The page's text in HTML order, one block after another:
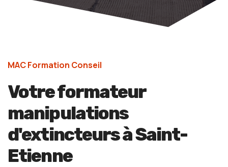
MAC Formation Conseil
Votre formateur
manipulations
d'extincteurs à Saint-
Etienne